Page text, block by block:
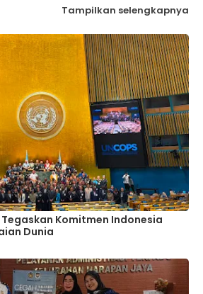
Tampilkan selengkapnya
Tegaskan Komitmen Indonesia
Dunia